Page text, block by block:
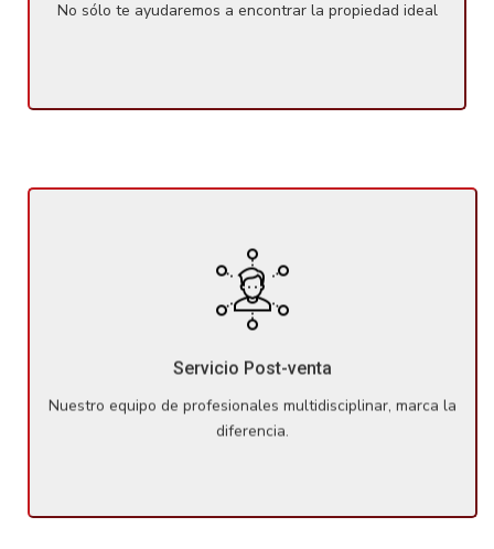
No sólo te ayudaremos a encontrar la propiedad ideal
Servicio Post-venta
Nuestro equipo de profesionales multidisciplinar, marca la
diferencia.
Nuestro equipo de profesionales multidisciplinar, marca la
seguiremos tratándole con el mismo mimo en cualquier